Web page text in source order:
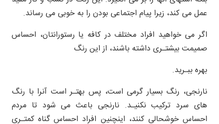
عمل می کند، زیرا پیام اجتماعی بودن را به خوبی می رساند.
اگر می خواهید افراد مختلف در کافه یا رستورانتان، احساس
صمیمت بیشتـری داشته باشند، از این رنگ
بهره ببـرید.
نارنجی، رنگ بسیار گرمی است، پس بهتـر است آنرا با رنگ
های سرد ترکیب نکنیـد. نارنجى باعث مى شود تا مردم
احساس خوشحالى كنند، اینچنین افراد احساس گناه كمتـری